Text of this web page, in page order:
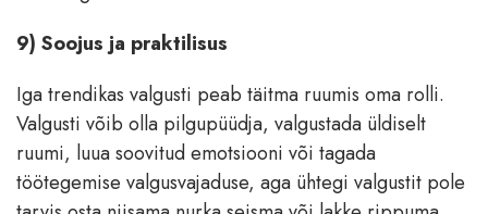
9) Soojus ja praktilisus
Iga trendikas valgusti peab täitma ruumis oma rolli.
Valgusti võib olla pilgupüüdja, valgustada üldiselt
ruumi, luua soovitud emotsiooni või tagada
töötegemise valgusvajaduse, aga ühtegi valgustit pole